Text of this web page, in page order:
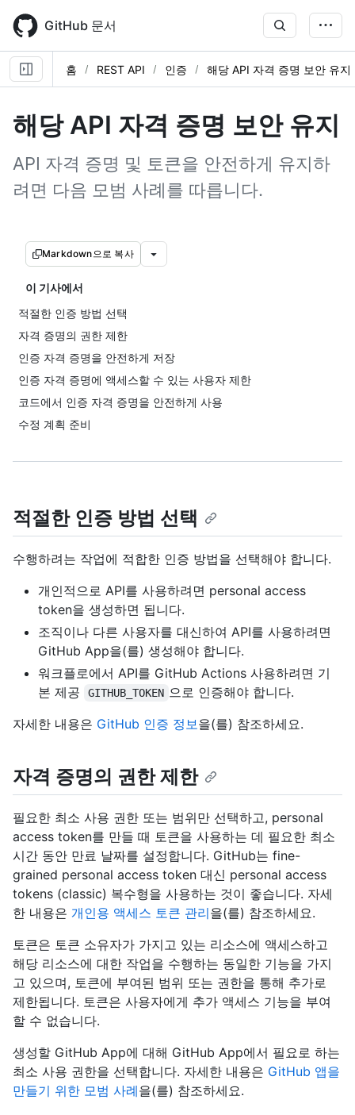
main
content
GitHub 문서
홈 REST API 인증 해당 API 자격 증명 보안 유지
해당 API 자격 증명 보안 유지
API 자격 증명 및 토큰을 안전하게 유지하
려면 다음 모범 사례를 따릅니다.
Markdown으로 복사
이 기사에서
적절한 인증 방법 선택
자격 증명의 권한 제한
인증 자격 증명을 안전하게 저장
인증 자격 증명에 액세스할 수 있는 사용자 제한
코드에서 인증 자격 증명을 안전하게 사용
수정 계획 준비
적절한 인증 방법 선택
수행하려는 작업에 적합한 인증 방법을 선택해야 합니다.
개인적으로 API를 사용하려면 personal access
token을 생성하면 됩니다.
조직이나 다른 사용자를 대신하여 API를 사용하려면
GitHub App을(를) 생성해야 합니다.
워크플로에서 API를 GitHub Actions 사용하려면 기
본 제공
GITHUB_TOKEN 으로 인증해야 합니다.
자세한 내용은 GitHub 인증 정보을(를) 참조하세요.
자격 증명의 권한 제한
필요한 최소 사용 권한 또는 범위만 선택하고, personal
access token를 만들 때 토큰을 사용하는 데 필요한 최소
시간 동안 만료 날짜를 설정합니다. GitHub는 fine-
grained personal access token 대신 personal access
tokens (classic) 복수형을 사용하는 것이 좋습니다. 자세
한 내용은 개인용 액세스 토큰 관리을(를) 참조하세요.
토큰은 토큰 소유자가 가지고 있는 리소스에 액세스하고
해당 리소스에 대한 작업을 수행하는 동일한 기능을 가지
고 있으며, 토큰에 부여된 범위 또는 권한을 통해 추가로
제한됩니다. 토큰은 사용자에게 추가 액세스 기능을 부여
할 수 없습니다.
생성할 GitHub App에 대해 GitHub App에서 필요로 하는
최소 사용 권한을 선택합니다. 자세한 내용은 GitHub 앱을
만들기 위한 모범 사례을(를) 참조하세요.